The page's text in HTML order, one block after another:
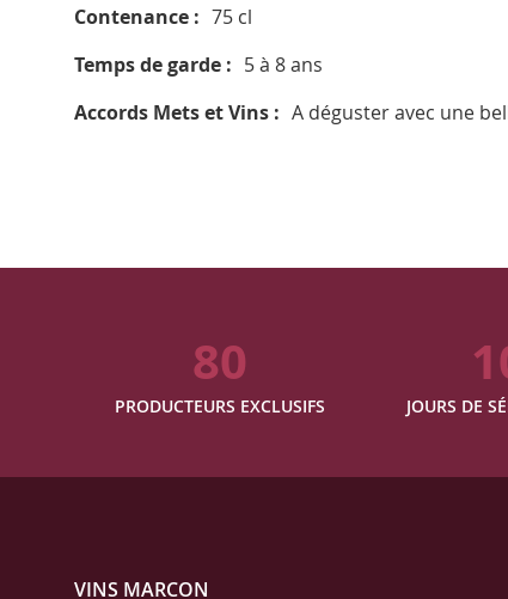
Contenance
75 cl
Temps de garde
5 à 8 ans
Accords Mets et Vins
A déguster avec une
80
PRODUCTEURS EXCLUSIFS JOURS DE
VINS MARCON